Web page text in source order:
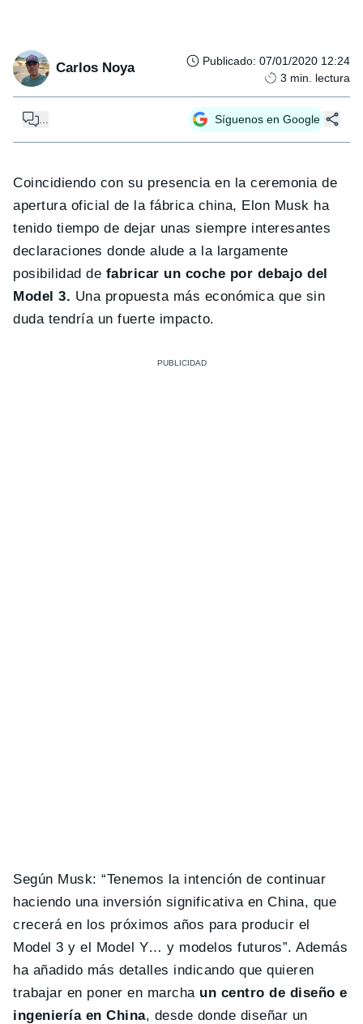
Carlos Noya Publicado: 07/01/2020 12:24
3 min. lectura
Síguenos en Google
Coincidiendo con su presencia en la ceremonia de
apertura oficial de la fábrica china, Elon Musk ha
tenido tiempo de dejar unas siempre interesantes
declaraciones donde alude a la largamente
posibilidad de fabricar un coche por debajo del
Model 3. Una propuesta más económica que sin
duda tendría un fuerte impacto.
Según Musk: “Tenemos la intención de continuar
haciendo una inversión significativa en China, que
crecerá en los próximos años para producir el
Model 3 y el Model Y… y modelos futuros”. Además
ha añadido más detalles indicando que quieren
trabajar en poner en marcha un centro de diseño e
ingeniería en China, desde donde diseñar un